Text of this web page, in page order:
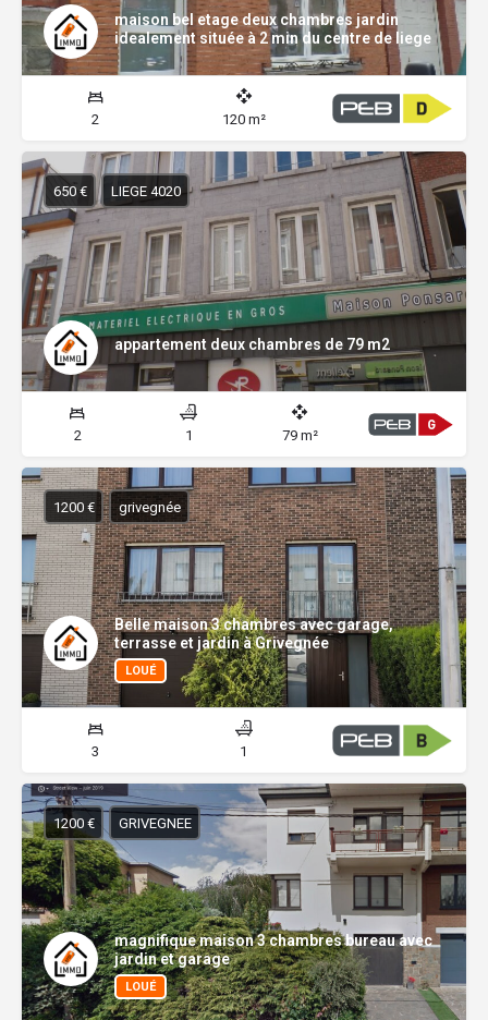
maison bel etage deux chambres jardin
idealement située à 2 min du centre de liege
2 120 m²
appartement deux chambres de 79 m2
650 € LIEGE 4020
2 1 79 m²
Belle maison 3 chambres avec garage,
terrasse et jardin à Grivegnée
LOUÉ
1200 € grivegnée
3 1
magnifique maison 3 chambres bureau avec
jardin et garage
LOUÉ
1200 € GRIVEGNEE